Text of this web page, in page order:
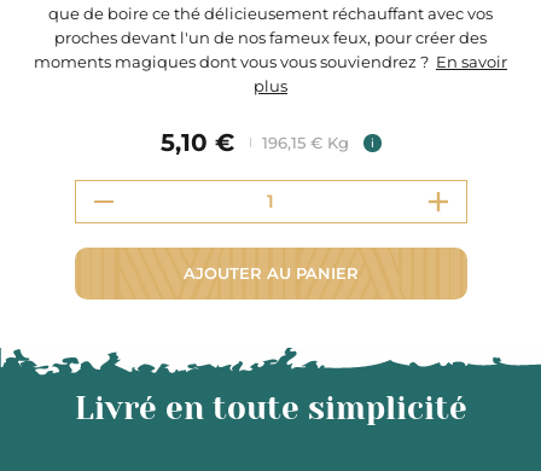
que de boire ce thé délicieusement réchauffant avec vos
proches devant l'un de nos fameux feux, pour créer des
moments magiques dont vous vous souviendrez ? En savoir
plus
5,10 € 196,15 € Kg i
AJOUTER AU PANIER
Livré en toute simplicité